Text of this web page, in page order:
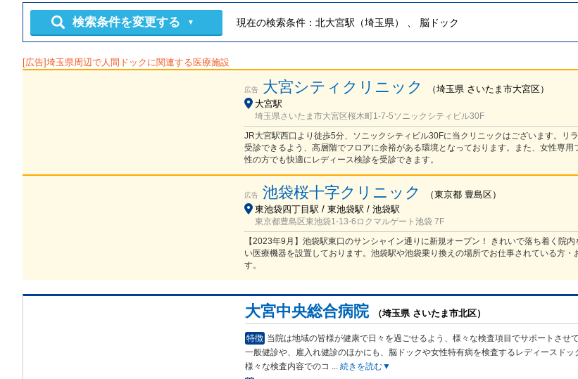
検索条件を変更する ▼ 現在の検索条件： 北大宮駅（埼玉県） 、 脳ドック
[広告]埼玉県周辺で人間ドックに関連する医療施設
広告 大宮シティクリニック （埼玉県 さいたま市大宮区）
大宮駅
埼玉県さいたま市大宮区桜木町1-7-5ソニックシティビル30F
JR大宮駅西口より徒歩5分、ソニックシティビル30Fに当クリニックはございます。リ
受診できるよう、高層階でフロアに余裕がある環境となっております。また、女性専用
性の方でも快適にレディース検診を受診できます。
広告 池袋桜十字クリニック （東京都 豊島区）
東池袋四丁目駅 / 東池袋駅 / 池袋駅
東京都豊島区東池袋1-13-6ロクマルゲート池袋 7F
【2023年9月】池袋駅東口のサンシャイン通りに新規オープン！ きれいで落ち着く院
い医療機器を設置しております。池袋駅や池袋乗り換えの場所でお仕事されている方・
す。
大宮中央総合病院 （埼玉県 さいたま市北区）
特徴 当院は地域の皆様が健康で日々を過ごせるよう、様々な検査項目でサポートさせ
一般健診や、雇入れ健診のほかにも、脳ドックや女性特有病を検査するレディースドッ
様々な検査内容でのコ ... 続きを読む▼